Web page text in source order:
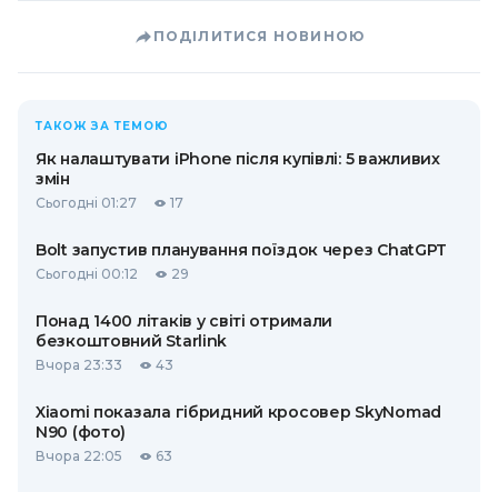
ПОДІЛИТИСЯ НОВИНОЮ
ТАКОЖ ЗА ТЕМОЮ
Як налаштувати iPhone після купівлі: 5 важливих
змін
Сьогодні 01:27 17
Bolt запустив планування поїздок через ChatGPT
Сьогодні 00:12 29
Понад 1400 літаків у світі отримали
безкоштовний Starlink
Вчора 23:33 43
Xiaomi показала гібридний кросовер SkyNomad
N90 (фото)
Вчора 22:05 63